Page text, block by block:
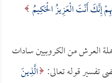
إِنَّكَ أَنْتَ الْعَزِيزُ الْحَكِيمُ
العرش من الكروبيين سادات
تفسير قوله تعالى: الَّذِينَ